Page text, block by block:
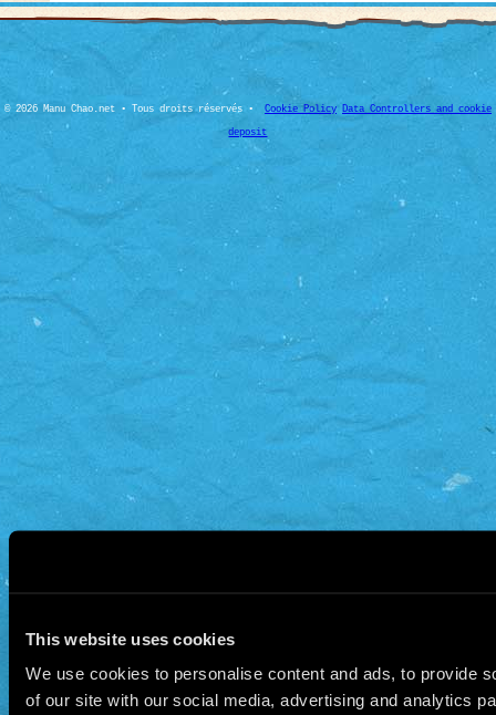
This website uses cookies
We use cookies to personalise content and ads, to provide
of our site with our social media, advertising and analytics
© 2026 Manu Chao.net • Tous droits réservés • Cookie Policy Data Controllers and cookie
deposit